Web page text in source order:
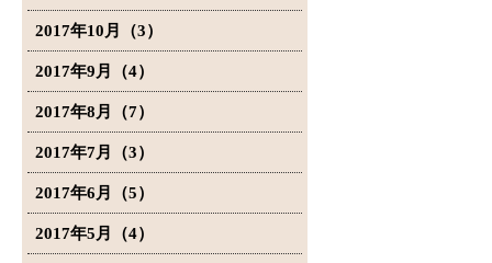
2017年10月（3）
2017年9月（4）
2017年8月（7）
2017年7月（3）
2017年6月（5）
2017年5月（4）